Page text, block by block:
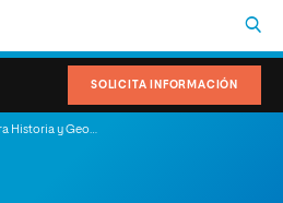
SOLICITA INFORMACIÓN